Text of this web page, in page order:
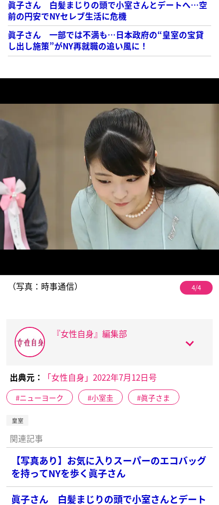
眞子さん 白髪まじりの頭で小室さんとデートへ…空
前の円安でNYセレブ生活に危機
眞子さん 一部では不満も…日本政府の“皇室の宝貸
し出し施策”がNY再就職の追い風に！
（写真：時事通信） 4/4
『女性自身』編集部
出典元： 「女性自身」2022年7月12日号
ニューヨーク 小室圭 眞子さま
皇室
関連記事
【写真あり】お気に入りスーパーのエコバッグ
を持ってNYを歩く眞子さん
眞子さん 白髪まじりの頭で小室さんとデート